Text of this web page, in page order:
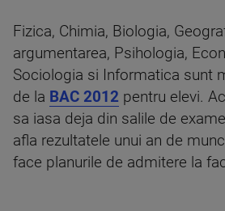
Fizica, Chimia, Biologia,
argumentarea, Psihologia,
Sociologia si Informatica sunt
de la BAC 2012 pentru elevi.
sa iasa deja din salile de
afla rezultatele unui an de
face planurile de admitere la